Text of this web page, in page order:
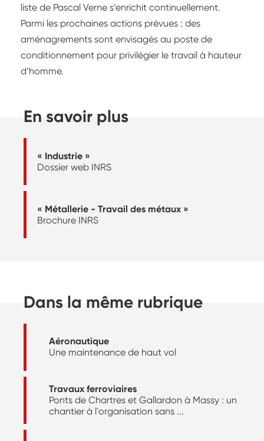
liste de Pascal Verne s’enrichit continuellement.
Parmi les prochaines actions prévues : des
aménagrements sont envisagés au poste de
conditionnement pour privilégier le travail à hauteur
d’homme.
En savoir plus
« Industrie »
Dossier web INRS
« Métallerie - Travail des métaux »
Brochure INRS
Dans la même rubrique
Aéronautique
Une maintenance de haut vol
Travaux ferroviaires
Ponts de Chartres et Gallardon à Massy : un
chantier à l'organisation sans ...